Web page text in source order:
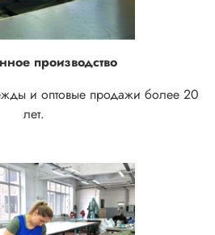
производство
и оптовые продажи более 20
лет.